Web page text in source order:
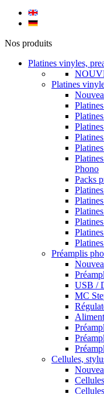
Nos produits
Platines vinyles,
Platines
Phono
Packs
Préamplis
USB /
MC
Cellules,